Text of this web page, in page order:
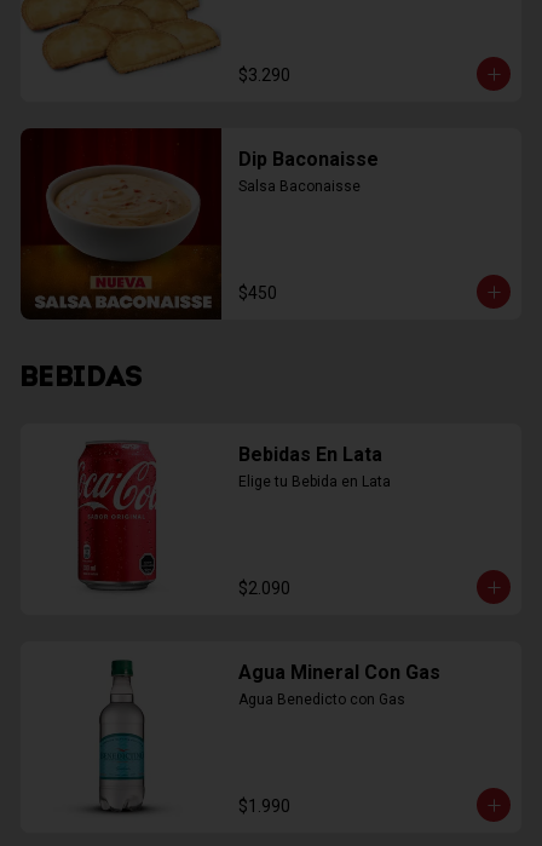
$3.290
Dip Baconaisse
Salsa Baconaisse
$450
BEBIDAS
Bebidas En Lata
Elige tu Bebida en Lata
$2.090
Agua Mineral Con Gas
Agua Benedicto con Gas
$1.990